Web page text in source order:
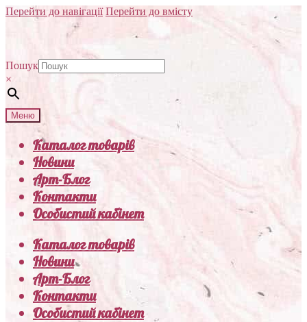
Перейти до навігації Перейти до вмісту
Пошук
×
Меню
Каталог товарів
Новини
Арт-Блог
Контакти
Особистий кабінет
Каталог товарів
Новини
Арт-Блог
Контакти
Особистий кабінет